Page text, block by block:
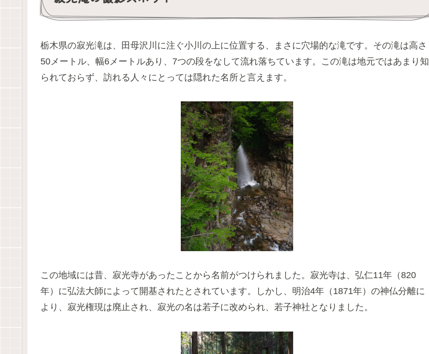
栃木県の寂光滝は、田母沢川に注ぐ小川の上に位置する、まさに穴場的な滝です。その滝は高さ
50メートル、幅6メートルあり、7つの段をなして流れ落ちています。この滝は地元ではあまり知
られておらず、訪れる人々にとっては隠れた名所と言えます。
この地域には昔、寂光寺があったことから名前がつけられました。寂光寺は、弘仁11年（820
年）に弘法大師によって開基されたとされています。しかし、明治4年（1871年）の神仏分離に
より、寂光権現は廃止され、寂光の名は若子に改められ、若子神社となりました。